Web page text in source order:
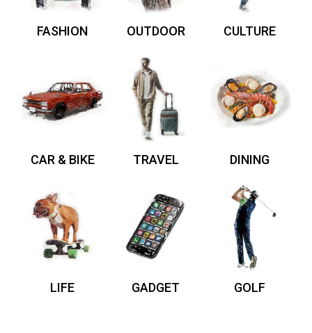
FASHION OUTDOOR CULTURE
CAR & BIKE TRAVEL DINING
LIFE GADGET GOLF